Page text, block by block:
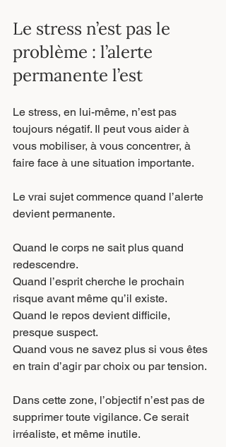
Le stress n’est pas le
problème : l’alerte
permanente l’est
Le stress, en lui-même, n’est pas
toujours négatif. Il peut vous aider à
vous mobiliser, à vous concentrer, à
faire face à une situation importante.
Le vrai sujet commence quand l’alerte
devient permanente.
Quand le corps ne sait plus quand
redescendre.
Quand l’esprit cherche le prochain
risque avant même qu’il existe.
Quand le repos devient difficile,
presque suspect.
Quand vous ne savez plus si vous êtes
en train d’agir par choix ou par tension.
Dans cette zone, l’objectif n’est pas de
supprimer toute vigilance. Ce serait
irréaliste, et même inutile.